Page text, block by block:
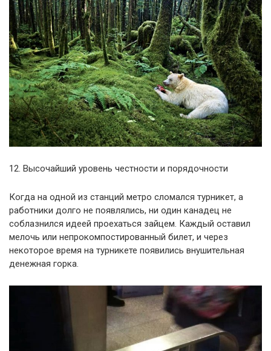
12. Высочайший уровень честности и порядочности
Когда на одной из станций метро сломался турникет, а
работники долго не появлялись, ни один канадец не
соблазнился идеей проехаться зайцем. Каждый оставил
мелочь или непрокомпостированный билет, и через
некоторое время на турникете появились внушительная
денежная горка.